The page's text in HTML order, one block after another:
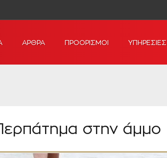
ΑΡΘΡΑ ΠΡΟΟΡΙΣΜΟΙ ΥΠΗΡΕΣΙΕΣ
στην άμμο